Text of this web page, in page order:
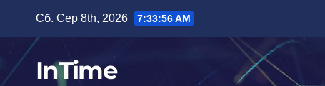
вмісту
Сб. Сер 8th, 2026 7:33:57 AM
InTime